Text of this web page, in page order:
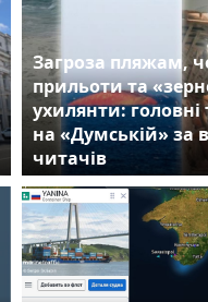
Загроза пляжам,
прильоти та
ухилянти:
на «Думській» за
читачів